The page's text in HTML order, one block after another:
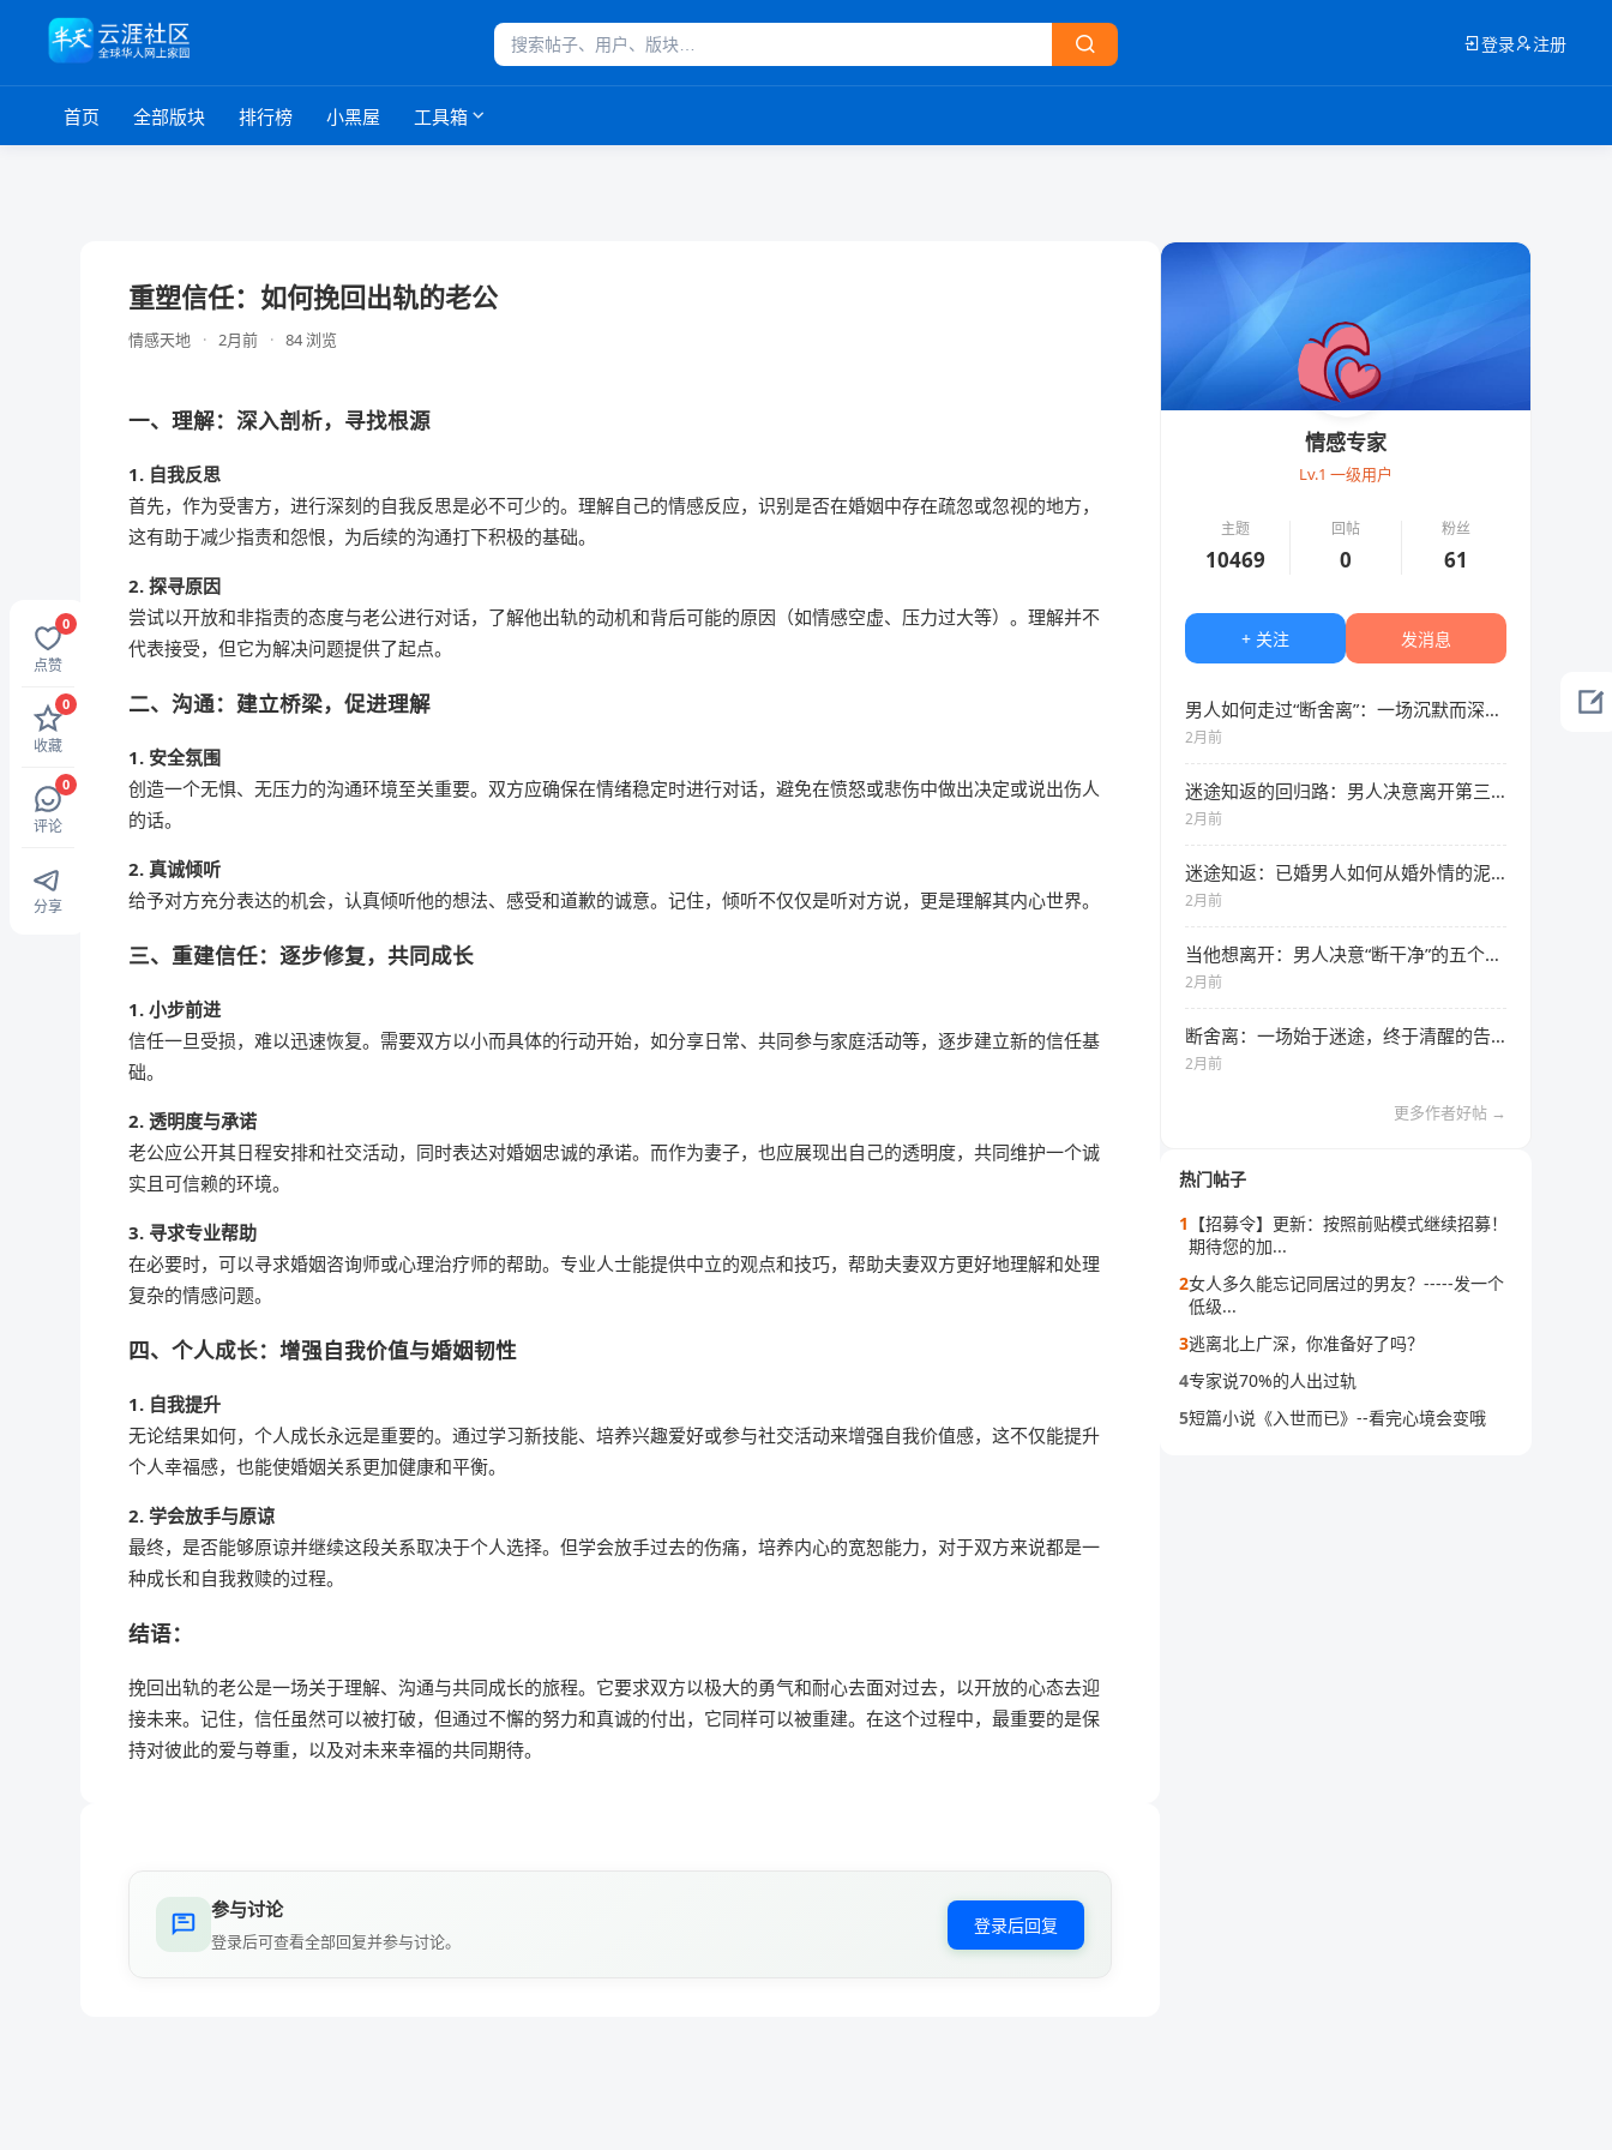
登录 注册
首页 全部版块 排行榜 小黑屋 工具箱
0
点赞
0
收藏
0
评论
分享
重塑信任：如何挽回出轨的老公
情感天地 · 2月前 · 84 浏览
一、理解：深入剖析，寻找根源
1. 自我反思
首先，作为受害方，进行深刻的自我反思是必不可少的。理解自己的情感反应，识别是否在婚姻中存在疏忽或忽视的地方，
这有助于减少指责和怨恨，为后续的沟通打下积极的基础。
2. 探寻原因
尝试以开放和非指责的态度与老公进行对话，了解他出轨的动机和背后可能的原因（如情感空虚、压力过大等）。理解并不
代表接受，但它为解决问题提供了起点。
二、沟通：建立桥梁，促进理解
1. 安全氛围
创造一个无惧、无压力的沟通环境至关重要。双方应确保在情绪稳定时进行对话，避免在愤怒或悲伤中做出决定或说出伤人
的话。
2. 真诚倾听
给予对方充分表达的机会，认真倾听他的想法、感受和道歉的诚意。记住，倾听不仅仅是听对方说，更是理解其内心世界。
三、重建信任：逐步修复，共同成长
1. 小步前进
信任一旦受损，难以迅速恢复。需要双方以小而具体的行动开始，如分享日常、共同参与家庭活动等，逐步建立新的信任基
础。
2. 透明度与承诺
老公应公开其日程安排和社交活动，同时表达对婚姻忠诚的承诺。而作为妻子，也应展现出自己的透明度，共同维护一个诚
实且可信赖的环境。
3. 寻求专业帮助
在必要时，可以寻求婚姻咨询师或心理治疗师的帮助。专业人士能提供中立的观点和技巧，帮助夫妻双方更好地理解和处理
复杂的情感问题。
四、个人成长：增强自我价值与婚姻韧性
1. 自我提升
无论结果如何，个人成长永远是重要的。通过学习新技能、培养兴趣爱好或参与社交活动来增强自我价值感，这不仅能提升
个人幸福感，也能使婚姻关系更加健康和平衡。
2. 学会放手与原谅
最终，是否能够原谅并继续这段关系取决于个人选择。但学会放手过去的伤痛，培养内心的宽恕能力，对于双方来说都是一
种成长和自我救赎的过程。
结语：
挽回出轨的老公是一场关于理解、沟通与共同成长的旅程。它要求双方以极大的勇气和耐心去面对过去，以开放的心态去迎
接未来。记住，信任虽然可以被打破，但通过不懈的努力和真诚的付出，它同样可以被重建。在这个过程中，最重要的是保
持对彼此的爱与尊重，以及对未来幸福的共同期待。
参与讨论
登录后可查看全部回复并参与讨论。
登录后回复
情感专家
Lv.1 一级用户
主题
10469
回帖
0
粉丝
61
+ 关注 发消息
男人如何走过“断舍离”：一场沉默而深刻的内心重建
2月前
迷途知返的回归路：男人决意离开第三方的七个真实表现
2月前
迷途知返：已婚男人如何从婚外情的泥沼中解脱
2月前
当他想离开：男人决意“断干净”的五个无声信号
2月前
断舍离：一场始于迷途，终于清醒的告别
2月前
更多作者好帖 →
热门帖子
1 【招募令】更新：按照前贴模式继续招募！
期待您的加...
2女人多久能忘记同居过的男友？-----发一个
低级...
3逃离北上广深，你准备好了吗？
4专家说70%的人出过轨
5短篇小说《入世而已》--看完心境会变哦